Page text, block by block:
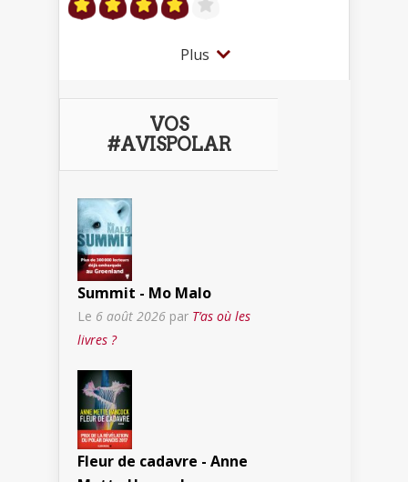
Plus
VOS
#AVISPOLAR
Summit - Mo Malo
Le 6 août 2026 par T’as où les
livres ?
Fleur de cadavre - Anne